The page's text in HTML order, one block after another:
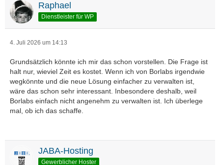
Raphael
Dienstleister für WP
4. Juli 2026 um 14:13
Grundsätzlich könnte ich mir das schon vorstellen. Die Frage ist
halt nur, wieviel Zeit es kostet. Wenn ich von Borlabs irgendwie
wegkönnte und die neue Lösung einfacher zu verwalten ist,
wäre das schon sehr interessant. Inbesondere deshalb, weil
Borlabs einfach nicht angenehm zu verwalten ist. Ich überlege
mal, ob ich das schaffe.
JABA-Hosting
Gewerblicher Hoster